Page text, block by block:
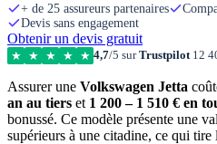
+ de 25 assureurs partenaires
Devis sans engagement
Obtenir un devis gratuit
★ ★ ★ ★ ★ 4,7/5 surTrustpilot12
Assurer une Volkswagen Jetta
an au tiers et 1 200 – 1 510 € en
bonussé. Ce modèle présente une
supérieurs à une citadine, ce qui